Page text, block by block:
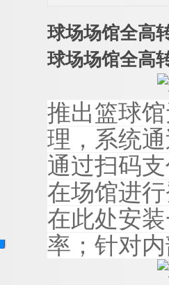
球场场馆全高
球场场馆全高
推出篮球
理，系统
通过扫码
在场馆进
在此处安
率；针对